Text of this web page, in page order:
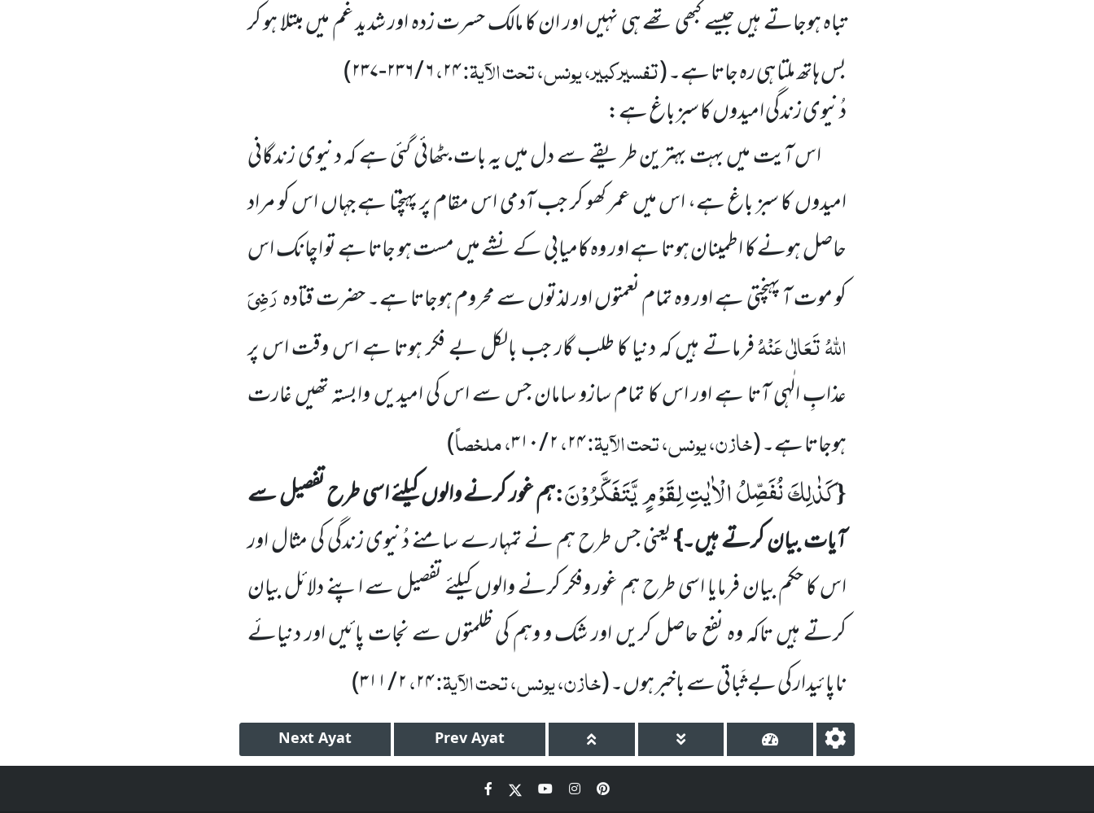
تباہ ہوجاتے ہیں جیسے کبھی تھے ہی نہیں اور ان کا مالک حسرت زدہ اور شدید غم میں مبتلا ہو کر
بس ہاتھ ملتا ہی رہ جاتا ہے۔(تفسیرکبیر، یونس، تحت الآیۃ:۲۴،۶/۲۳۶-۲۳۷)
دُنیوی زندگی امیدوں کا سبز باغ ہے:
اس آیت میں بہت بہترین طریقے سے دل میں یہ بات بٹھائی گئی ہے کہ دنیوی زندگانی
امیدوں کا سبز باغ ہے،اس میں عمر کھو کر جب آدمی اس مقام پر پہنچتا ہے جہاں اس کو مراد
حاصل ہونے کا اطمینان ہوتا ہے اور وہ کامیابی کے نشے میں مست ہو جاتا ہے تو اچانک اس
کو موت آ پہنچتی ہے اور وہ تمام نعمتوں اور لذتوں سے محروم ہوجاتا ہے۔ حضرت قتادہرَضِیَ
اللہُ تَعَالٰی عَنْہُفرماتے ہیں کہ دنیا کا طلب گار جب بالکل بے فکر ہوتا ہے اس وقت اس پر
عذابِ الٰہی آتا ہے اور اس کا تمام سازو سامان جس سے اس کی امیدیں وابستہ تھیں غارت
ہوجاتا ہے۔(خازن، یونس، تحت الآیۃ:۲۴،۲/۳۱۰، ملخصاً)
{كَذٰلِكَ نُفَصِّلُ الْاٰیٰتِ لِقَوْمٍ یَّتَفَكَّرُوْنَ:ہم غور کرنے والوں کیلئے اسی طرح تفصیل سے
آیات بیان کرتے ہیں۔}یعنی جس طرح ہم نے تمہارے سامنے دُنیوی زندگی کی مثال اور
اس کا حکم بیان فرمایا اسی طرح ہم غور وفکر کرنے والوںکیلئے تفصیل سے اپنے دلائل بیان
کرتے ہیں تاکہ وہ نفع حاصل کریں اور شک و وہم کی ظلمتوں سے نجات پائیں اور دنیائے
ناپائیدار کی بے ثَباتی سے باخبر ہوں۔(خازن، یونس، تحت الآیۃ:۲۴،۲/۳۱۱)
Next Ayat Prev Ayat